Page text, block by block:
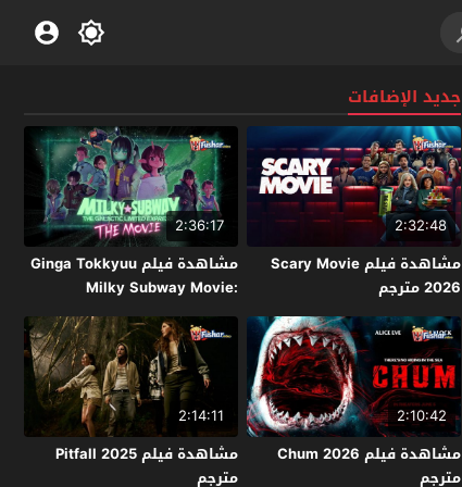
جديد الإضافات
2:32:48
مشاهدة فيلم Scary Movie
2026 مترجم
2:36:17
مشاهدة فيلم Ginga Tokkyuu
Milky Subway Movie:
Kakueki Teisha Gekijou Yuki
2026 مترجم
2:10:42
مشاهدة فيلم Chum 2026
مترجم
2:14:11
مشاهدة فيلم Pitfall 2025
مترجم